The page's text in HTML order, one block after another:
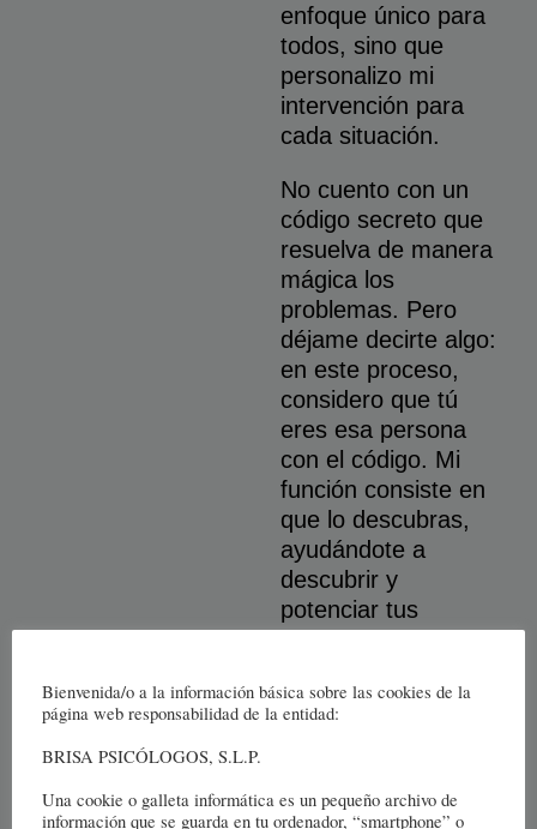
enfoque único para
todos, sino que
personalizo mi
intervención para
cada situación.
No cuento con un
código secreto que
resuelva de manera
mágica los
problemas. Pero
déjame decirte algo:
en este proceso,
considero que tú
eres esa persona
con el código. Mi
función consiste en
que lo descubras,
ayudándote a
descubrir y
potenciar tus
que logres todas las
En este viaje juntos,
Bienvenida/o a la información básica sobre las cookies de la
página web responsabilidad de la entidad:
BRISA PSICÓLOGOS, S.L.P.
Una cookie o galleta informática es un pequeño archivo de
información que se guarda en tu ordenador, “smartphone” o